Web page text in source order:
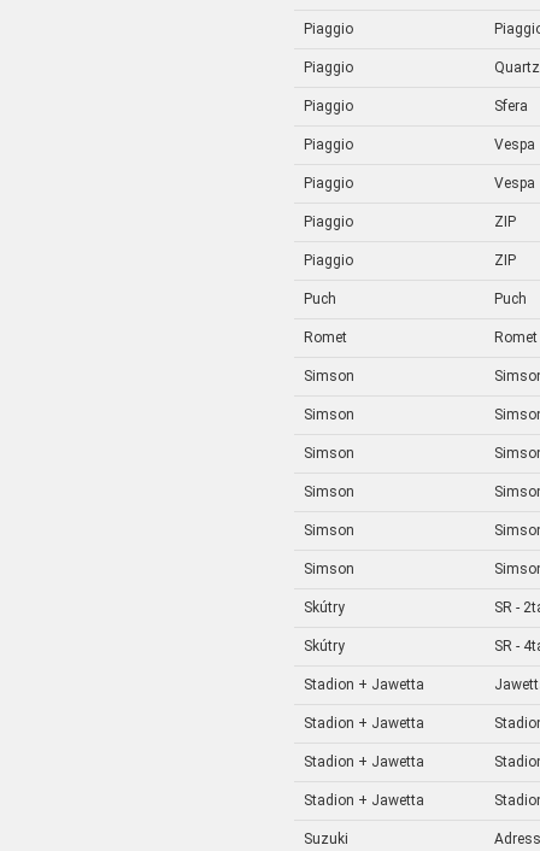
Piaggio
Piaggio Quartz
Piaggio Sfera
Piaggio Vespa
Piaggio Vespa
Piaggio ZIP
Piaggio ZIP
Puch Puch
Romet Romet
Simson
Simson
Simson
Simson
Simson
Simson
Skútry SR -
Skútry SR -
Stadion + Jawetta
Stadion + Jawetta
Stadion + Jawetta
Stadion + Jawetta
Suzuki Adress